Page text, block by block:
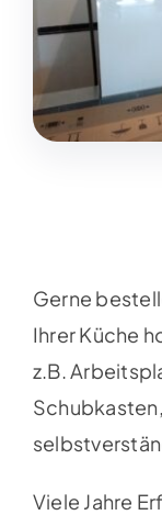
Gerne
Ihrer Küche
z.B.
Viele Jahre